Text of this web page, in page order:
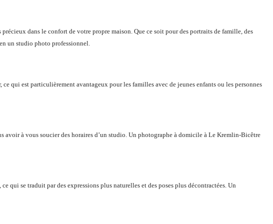
dans le confort de votre propre maison. Que ce soit pour des portraits de famille, des
un studio photo professionnel.
qui est particulièrement avantageux pour les familles avec de jeunes enfants ou les personnes
à vous soucier des horaires d’un studio. Un photographe à domicile à Le Kremlin-Bicêtre
qui se traduit par des expressions plus naturelles et des poses plus décontractées. Un